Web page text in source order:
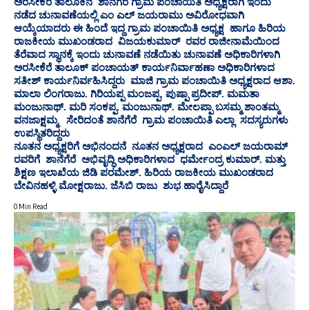
ನಡೆದ ಚುನಾವಣೆಯಲ್ಲಿ ಎಂ ಎಲ್ ಜಯರಾಮು ಅವಿರೋಧವಾಗಿ
ಆಯ್ಕೆಯಾದರು ಈ ಹಿಂದೆ ಇದ್ದ ಗ್ರಾಮ ಪಂಚಾಯಿತಿ ಅಧ್ಯಕ್ಷ ಹಾಗೂ ಹಿರಿಯ
ರಾಜಕೀಯ ಮುಖಂಡರಾದ ವಿಜಯಕುಮಾರ್ ರವರ ರಾಜೀನಾಮೆಯಿಂದ
ತೆರೆವಾದ ಸ್ಥಾನಕ್ಕೆ ಇಂದು ಚುನಾವಣೆ ನಡೆಯಿತು ಚುನಾವಣೆ ಅಧಿಕಾರಿಗಳಾಗಿ
ಅರಸೀಕೆರೆ ತಾಲೂಕ್ ಪಂಚಾಯತ್ ಕಾರ್ಯನಿರ್ವಾಹಣಾ ಅಧಿಕಾರಿಗಳಾದ
ಸತೀಶ್ ಕಾರ್ಯನಿರ್ವಹಿಸಿದ್ದರು ಮಾಜಿ ಗ್ರಾಮ ಪಂಚಾಯಿತಿ ಅಧ್ಯಕ್ಷರಾದ ಆಶಾ.
ಮಾಲಾ ಲಿಂಗರಾಜು. ಗಿರಿಯಪ್ಪ ಮಂಜಪ್ಪ. ಪುಷ್ಪಾ ಪ್ರದೀಪ್. ಮಮತಾ
ಮಂಜುನಾಥ್. ಮರಿ ಸಂಕಪ್ಪ. ಮಂಜುನಾಥ್. ಮೇಲಪ್ಪಾ ಬಸಮ್ಮ ಶಾಂತಮ್ಮ
ವನಜಾಕ್ಷಮ್ಮ ಸೇರಿದಂತೆ ಶಾನೆಗೆರೆ ಗ್ರಾಮ ಪಂಚಾಯಿತಿ ಎಲ್ಲಾ ಸದಸ್ಯರುಗಳು
ಉಪಸ್ಥಿತರಿದ್ದರು
ನೂತನ ಅಧ್ಯಕ್ಷರಿಗೆ ಅಭಿನಂದನೆ ನೂತನ ಅಧ್ಯಕ್ಷರಾದ ಎಂಎಲ್ ಜಯರಾಮ್
ರವರಿಗೆ ಶಾನೆಗೆರೆ ಅಭಿವೃದ್ಧಿ ಅಧಿಕಾರಿಗಳಾದ ಧರ್ಮೇಂದ್ರ ಕುಮಾರ್. ಮತ್ತು
ಶಿಕ್ಷಣ ಇಲಾಖೆಯ ಜಿಡಿ ಪರಮೇಶ್. ಹಿರಿಯ ರಾಜಕೀಯ ಮುಖಂಡರಾದ
ಬೇವಿನಹಳ್ಳಿ ಮೋಕ್ಷರಾಜು. ಜೆಸಿಬಿ ರಾಜು ಶುಭ ಹಾರೈಸಿದ್ದಾರೆ
0 Min Read